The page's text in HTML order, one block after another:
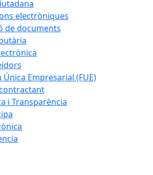
electròniques
de documents
Única Empresarial (FUE)
i Transparència